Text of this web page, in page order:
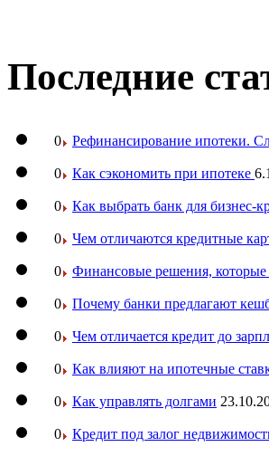
Последние
0 Рефинансирование ипотеки.
0 Как сэкономить при ипотеке
0 Как выбрать банк для бизнес-
0 Чем отличаются кредитные
0 Финансовые решения, которые
0 Почему банки предлагают
0 Чем отличается кредит до
0 Как влияют на ипотечные
0 Как управлять долгами
0 Кредит под залог